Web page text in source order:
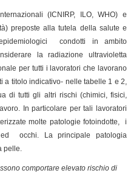
(ICNIRP, ILO, WHO) e
preposte alla tutela della salute e
condotti in ambito
la radiazione ultravioletta
per tutti i lavoratori che lavorano
a titolo indicativo- nelle tabelle 1 e 2,
di tutti gli altri rischi (chimici, fisici,
In particolare per tali lavoratori
molte patologie fotoindotte, i
occhi. La principale patologia
pelle.
comportare elevato rischio di